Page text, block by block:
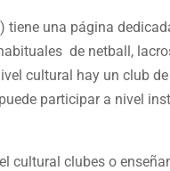
tiene una página
de netball,
cultural hay un club
participar a nivel
cultural clubes o